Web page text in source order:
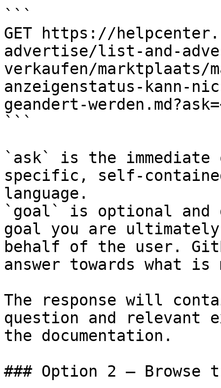
```
GET https://
advertise/list-and-
verkaufen/marktplaats/
anzeigenstatus-kann-
geandert-
```
`ask` is the
specific, self-
language.
`goal` is optional and
goal you are
behalf of the user.
answer towards what
The response will
question and relevant
the documentation.
### Option 2 — Browse